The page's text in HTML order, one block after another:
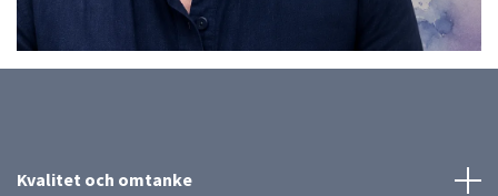
Kvalitet och omtanke